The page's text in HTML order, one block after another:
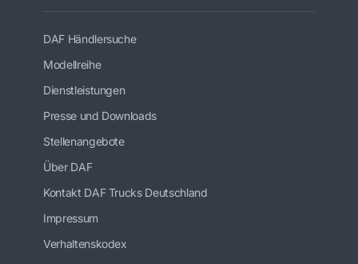
DAF Händlersuche
Modellreihe
Dienstleistungen
Presse und Downloads
Stellenangebote
Über DAF
Kontakt DAF Trucks Deutschland
Impressum
Verhaltenskodex